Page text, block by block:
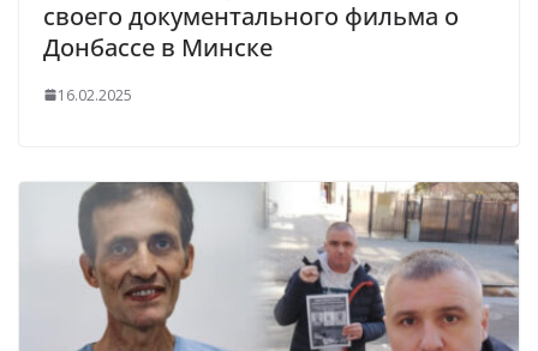
своего документального фильма о
Донбассе в Минске
16.02.2025